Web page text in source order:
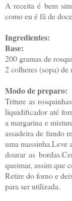
A receita é bem
como eu é fã de
Ingredientes:
Base:
200 gramas de
2 colheres (sopa) de
Modo de preparo:
Triture as
liquidificador até
a margarina e
assadeira de fundo
uma massinha.Leve
dourar as
queimar, assim que
Retire do forno e
para ser utilizada.